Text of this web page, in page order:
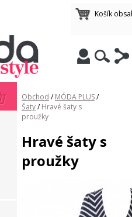
Košík
Obchod / MÓDA PLUS/
Šaty/ Hravé šaty s
proužky
Hravé šaty s
proužky